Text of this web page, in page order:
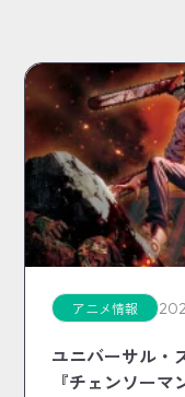
アニメ情報
ユニバーサル・
『チェンソー